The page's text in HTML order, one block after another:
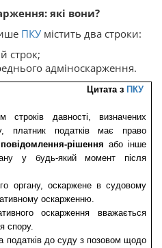
які вони?
ПКУ містить два строки:
строк;
адміноскарження.
Цитата з ПКУ
З урахуванням строків давності, визначених
платник податків має право
рішення або інше
у будь-який момент після
органу, оскаржене в судовому
оскарженню.
оскарження вважається
спору.
податків до суду з позовом щодо